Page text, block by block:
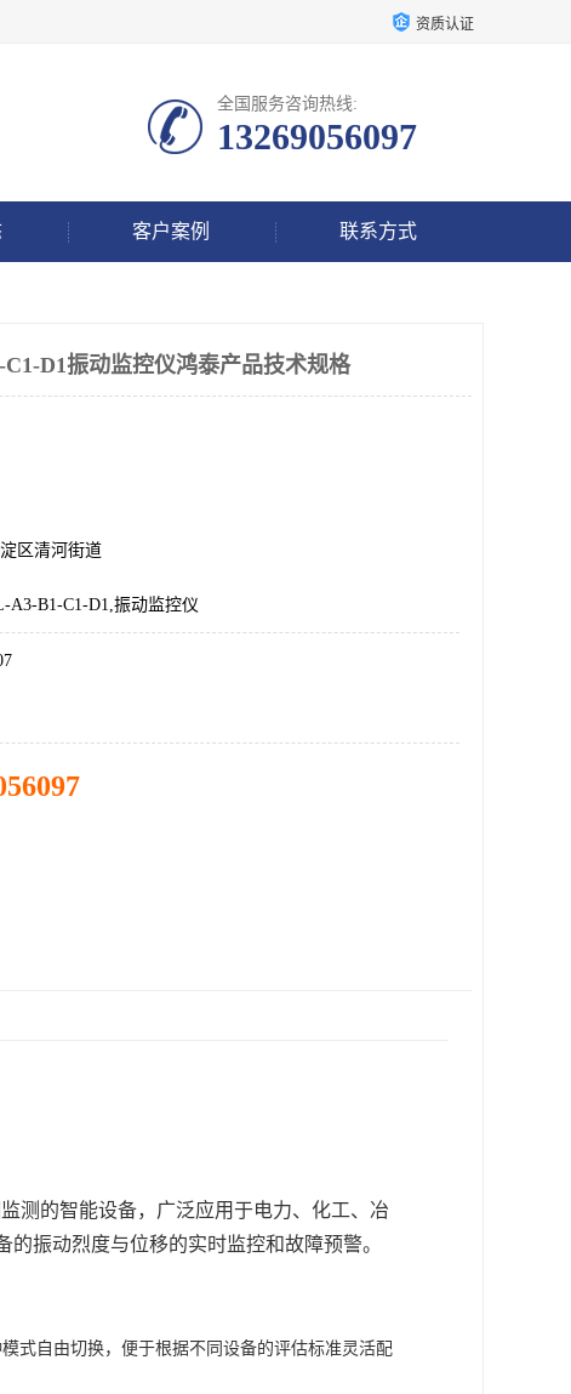
资质认证
全国服务咨询热线:
13269056097
客户案例 联系方式
D1振动监控仪鸿泰产品技术规格
区清河街道
A3-B1-C1-D1,振动监控仪
测的智能设备，广泛应用于电力、化工、冶
振动烈度与位移的实时监控和故障预警。
式自由切换，便于根据不同设备的评估标准灵活配